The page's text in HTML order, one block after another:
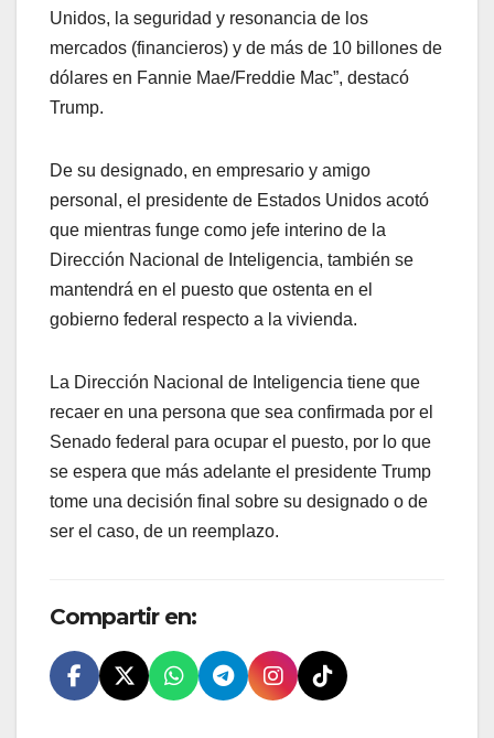
Unidos, la seguridad y resonancia de los
mercados (financieros) y de más de 10 billones de
dólares en Fannie Mae/Freddie Mac”, destacó
Trump.
De su designado, en empresario y amigo
personal, el presidente de Estados Unidos acotó
que mientras funge como jefe interino de la
Dirección Nacional de Inteligencia, también se
mantendrá en el puesto que ostenta en el
gobierno federal respecto a la vivienda.
La Dirección Nacional de Inteligencia tiene que
recaer en una persona que sea confirmada por el
Senado federal para ocupar el puesto, por lo que
se espera que más adelante el presidente Trump
tome una decisión final sobre su designado o de
ser el caso, de un reemplazo.
Compartir en: